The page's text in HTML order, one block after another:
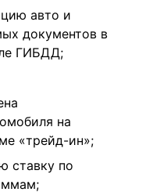
авто и
документов в
ГИБДД;
на
«трейд-ин»;
ставку по